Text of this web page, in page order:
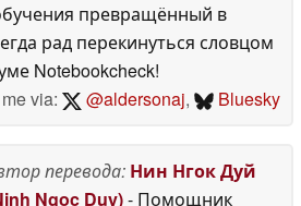
превращённый в
рад перекинуться словцом
Notebookcheck!
via:
@aldersonaj, Bluesky
перевода: Нин Нгок Дуй
Ngoc Duy)- Помощник